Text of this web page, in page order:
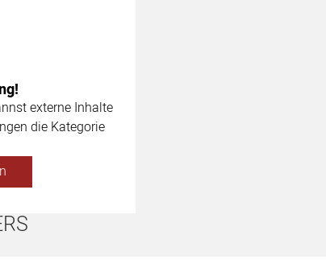
externe Inhalte
die Kategorie